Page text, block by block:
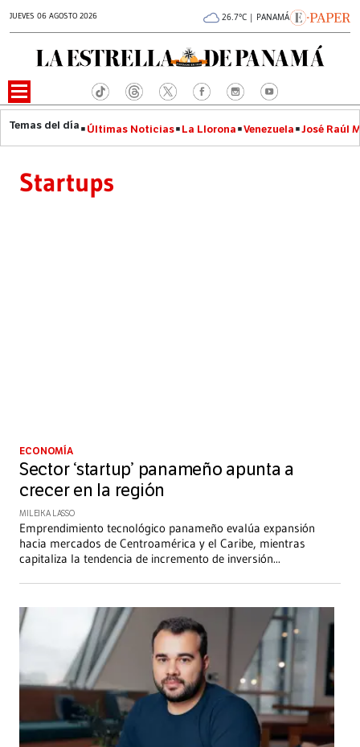
JUEVES 06 AGOSTO 2026 26.7°C | PANAMÁ
Últimas Noticias La Llorona Venezuela José Raúl
Startups
ECONOMÍA
Sector ‘startup’ panameño apunta a
crecer en la región
MILEIKA LASSO
Emprendimiento tecnológico panameño evalúa expansión
hacia mercados de Centroamérica y el Caribe, mientras
capitaliza la tendencia de incremento de inversión...